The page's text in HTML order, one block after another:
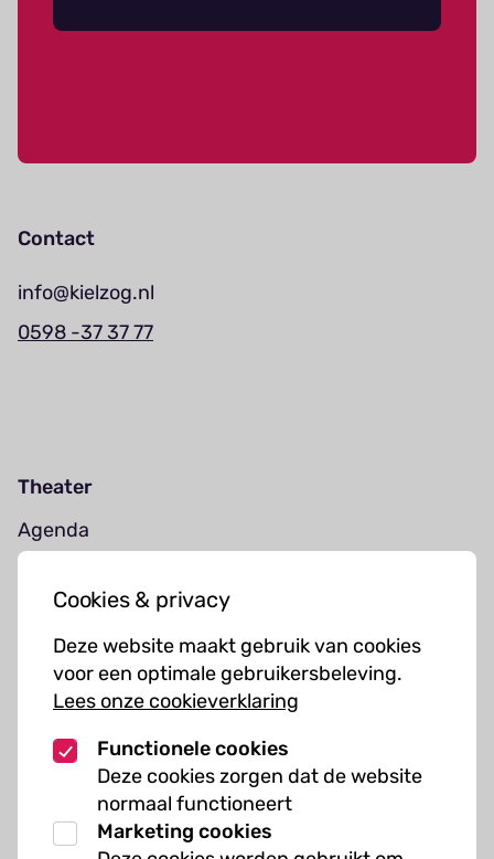
Cookies & privacy
Deze website maakt gebruik van cookies
voor een optimale gebruikersbeleving.
Lees onze cookieverklaring
Functionele cookies
Deze cookies zorgen dat de website
normaal functioneert
Marketing cookies
Contact
info@kielzog.nl
0598 -37 37 77
Theater
Agenda
Muziekcursussen
Kunst cursussen
Over ons
Organisatie
Werken bij Kielzog